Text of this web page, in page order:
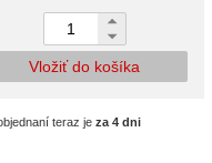
Vložiť do košíka
teraz je za 4 dni